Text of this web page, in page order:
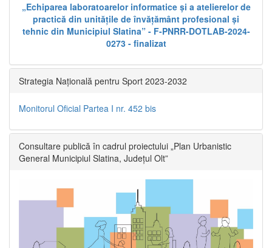
„Echiparea laboratoarelor informatice și a atelierelor de
practică din unitățile de învățământ profesional și
tehnic din Municipiul Slatina” - F-PNRR-DOTLAB-2024-
0273 - finalizat
Strategia Națională pentru Sport 2023-2032
Monitorul Oficial Partea I nr. 452 bis
Consultare publică în cadrul proiectului „Plan Urbanistic
General Municipiul Slatina, Județul Olt”